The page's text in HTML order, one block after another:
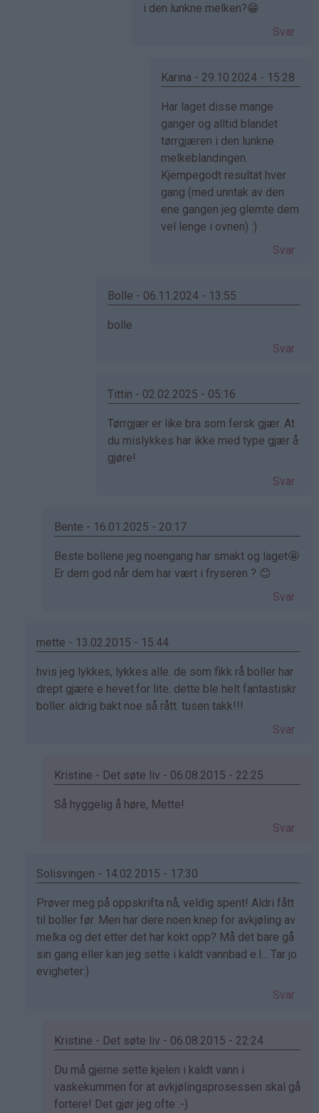
svar
(ikke
i den lunkne melken?😁
Svar
Karina - 29.10.2024 - 15:28
Som
svar
på
av
Anonym
(ikke
bekreftet)
Har laget disse mange
ganger og alltid blandet
tørrgjæren i den lunkne
melkeblandingen.
Kjempegodt resultat hver
gang (med unntak av den
ene gangen jeg glemte dem
vel lenge i ovnen) :)
Svar
Bolle - 06.11.2024 - 13:55
Som
Cecilie
bekreftet)
bolle
Svar
Tittin - 02.02.2025 - 05:16
Som
svar
på
bekreftet)
Tørrgjær er like bra som fersk gjær. At
du mislykkes har ikke med type gjær å
gjøre!
Svar
Bente - 16.01.2025 - 20:17
Som
svar
-
Beste bollene jeg noengang har smakt og laget🤩
Er dem god når dem har vært i fryseren ? 😊
Svar
mette - 13.02.2015 - 15:44
Som
svar
på
bekreftet)
hvis jeg lykkes, lykkes alle. de som fikk rå boller har
drept gjære e hevet.for lite. dette ble helt fantastiskr
boller. aldrig bakt noe så rått. tusen takk!!!
Svar
Kristine - Det søte liv - 06.08.2015 - 22:25
Som
mette
bekreftet)
Så hyggelig å høre, Mette!
Svar
Solisvingen - 14.02.2015 - 17:30
Som
svar
på
av
Elinda
Prøver meg på oppskrifta nå, veldig spent! Aldri fått
til boller før. Men har dere noen knep for avkjøling av
melka og det etter det har kokt opp? Må det bare gå
sin gang eller kan jeg sette i kaldt vannbad e.l... Tar jo
evigheter:)
Svar
Kristine - Det søte liv - 06.08.2015 - 22:24
Som
svar
på
Du må gjerne sette kjelen i kaldt vann i
vaskekummen for at avkjølingsprosessen skal gå
fortere! Det gjør jeg ofte :-)